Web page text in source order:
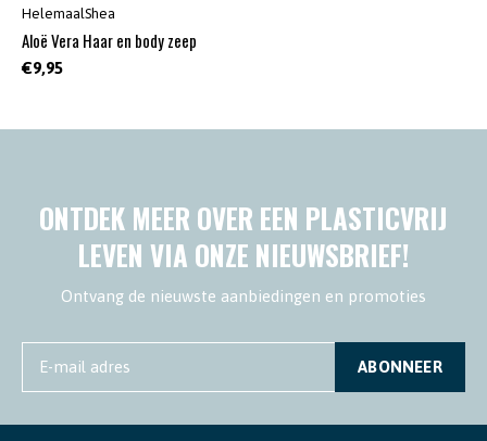
HelemaalShea
Aloë Vera Haar en body zeep
€9,95
ONTDEK MEER OVER EEN PLASTICVRIJ
LEVEN VIA ONZE NIEUWSBRIEF!
Ontvang de nieuwste aanbiedingen en promoties
ABONNEER